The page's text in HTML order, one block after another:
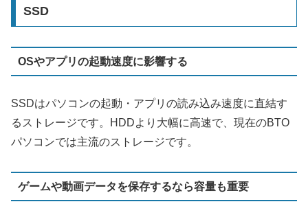
SSD
OSやアプリの起動速度に影響する
SSDはパソコンの起動・アプリの読み込み速度に直結す
るストレージです。HDDより大幅に高速で、現在のBTO
パソコンでは主流のストレージです。
ゲームや動画データを保存するなら容量も重要